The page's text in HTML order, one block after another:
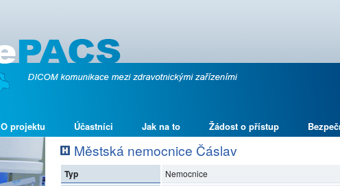
O projektu Účastníci Jak na to Žádost o přístup
Městská nemocnice Čáslav
Typ Nemocnice